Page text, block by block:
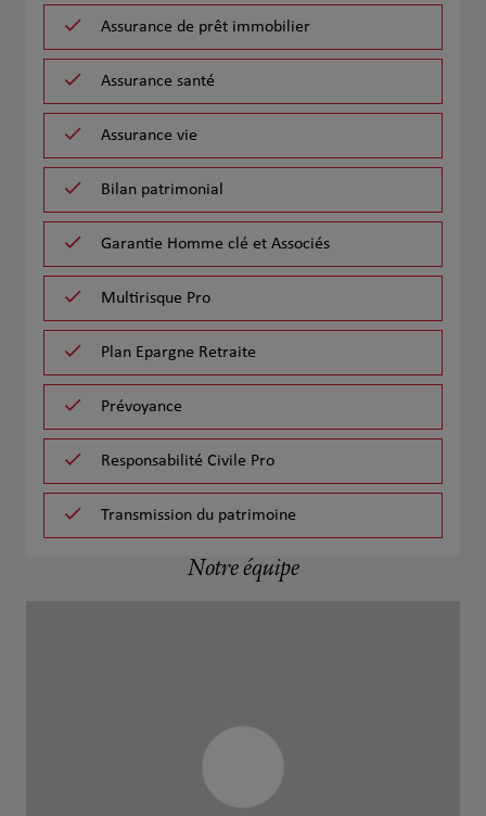
Assurance de prêt immobilier
Assurance santé
Assurance vie
Bilan patrimonial
Garantie Homme clé et Associés
Multirisque Pro
Plan Epargne Retraite
Prévoyance
Responsabilité Civile Pro
Transmission du patrimoine
Notre équipe